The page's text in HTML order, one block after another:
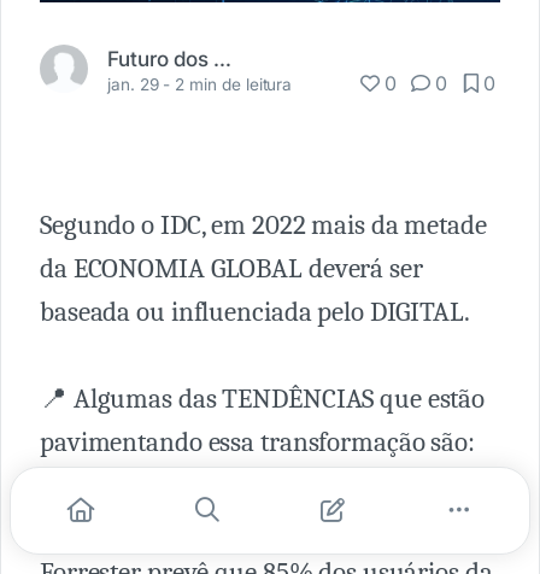
Futuro dos Negócios
jan. 29 - 2 min de leitura 0 0 0
Segundo o IDC, em 2022 mais da metade
da ECONOMIA GLOBAL deverá ser
baseada ou influenciada pelo DIGITAL.
📍 Algumas das TENDÊNCIAS que estão
pavimentando essa transformação são:
1 ✅ INTERNET via SATÉLITE - A